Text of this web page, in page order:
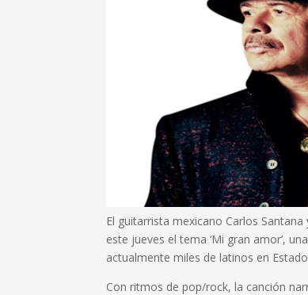
El guitarrista mexicano Carlos
este jueves el tema ‘Mi gran amor’,
actualmente miles de latinos en
Con ritmos de pop/rock, la canción